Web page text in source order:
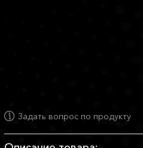
Задать вопрос по продукту